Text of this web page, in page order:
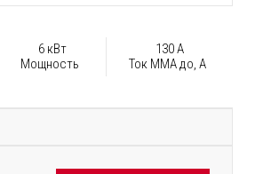
6 кВт
Мощность
130 А
Ток ММА до, А